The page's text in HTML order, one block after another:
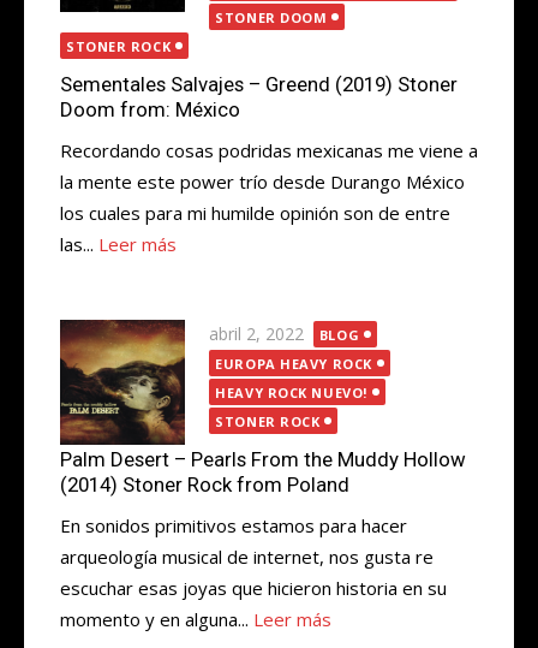
STONER DOOM
STONER ROCK
Sementales Salvajes – Greend (2019) Stoner
Doom from: México
Recordando cosas podridas mexicanas me viene a
la mente este power trío desde Durango México
los cuales para mi humilde opinión son de entre
las... Leer más
Publicada
el
abril 2, 2022
BLOG
EUROPA HEAVY ROCK
HEAVY ROCK NUEVO!
STONER ROCK
Palm Desert – Pearls From the Muddy Hollow
(2014) Stoner Rock from Poland
En sonidos primitivos estamos para hacer
arqueología musical de internet, nos gusta re
escuchar esas joyas que hicieron historia en su
momento y en alguna... Leer más